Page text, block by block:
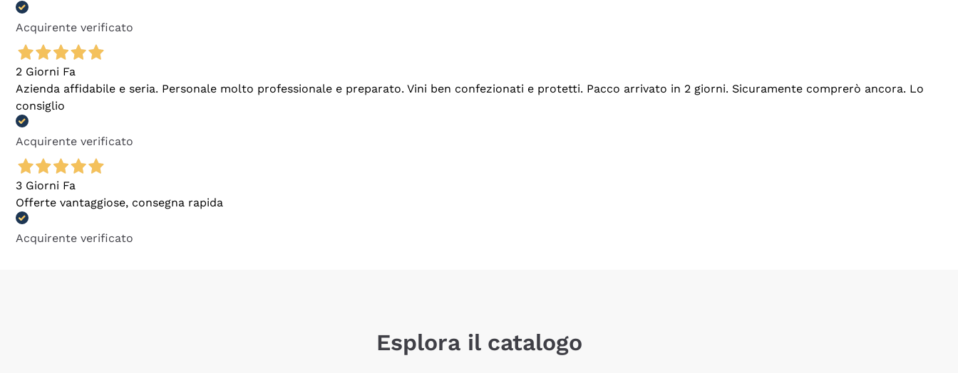
Acquirente verificato
2 Giorni Fa
Azienda affidabile e seria. Personale molto professionale e preparato. Vini ben confezionati e protetti. Pacco arrivato in 2 giorni. Sicuramente comprerò ancora. Lo
consiglio
Acquirente verificato
3 Giorni Fa
Offerte vantaggiose, consegna rapida
Acquirente verificato
Esplora il catalogo